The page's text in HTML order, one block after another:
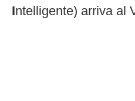
Intelligente) arriva al